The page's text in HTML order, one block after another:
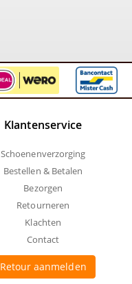
Klantenservice
Schoenenverzorging
Bestellen & Betalen
Bezorgen
Retourneren
Klachten
Contact
Retour aanmelden